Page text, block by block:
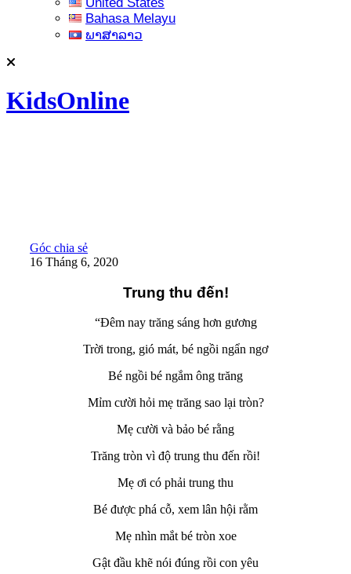
Bahasa Melayu
ພາສາລາວ
KidsOnline
Góc chia sẻ
16 Tháng 6, 2020
Trung thu đến!
“Đêm nay trăng sáng hơn gương
Trời trong, gió mát, bé ngồi ngẩn ngơ
Bé ngồi bé ngắm ông trăng
Mỉm cười hỏi mẹ trăng sao lại tròn?
Mẹ cười và bảo bé rằng
Trăng tròn vì độ trung thu đến rồi!
Mẹ ơi có phải trung thu
Bé được phá cỗ, xem lân hội rằm
Mẹ nhìn mắt bé tròn xoe
Gật đầu khẽ nói đúng rồi con yêu